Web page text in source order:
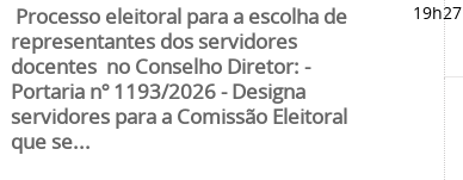
Processo eleitoral para a escolha de
representantes dos servidores
docentes no Conselho Diretor: -
Portaria nº 1193/2026 - Designa
servidores para a Comissão Eleitoral
que se...
19h27